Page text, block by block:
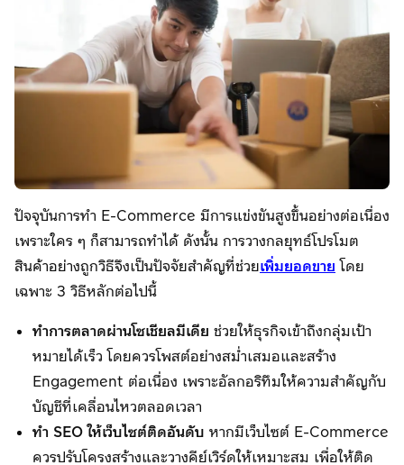
ปัจจุบันการทำ E-Commerce มีการแข่งขันสูงขึ้นอย่างต่อเนื่อง
เพราะใคร ๆ ก็สามารถทำได้ ดังนั้น การวางกลยุทธ์โปรโมต
สินค้าอย่างถูกวิธีจึงเป็นปัจจัยสำคัญที่ช่วยเพิ่มยอดขาย โดย
เฉพาะ 3 วิธีหลักต่อไปนี้
ทำการตลาดผ่านโซเชียลมีเดีย ช่วยให้ธุรกิจเข้าถึงกลุ่มเป้า
หมายได้เร็ว โดยควรโพสต์อย่างสม่ำเสมอและสร้าง
Engagement ต่อเนื่อง เพราะอัลกอริทึมให้ความสำคัญกับ
บัญชีที่เคลื่อนไหวตลอดเวลา
ทำ SEO ให้เว็บไซต์ติดอันดับ หากมีเว็บไซต์ E-Commerce
ควรปรับโครงสร้างและวางคีย์เวิร์ดให้เหมาะสม เพื่อให้ติด